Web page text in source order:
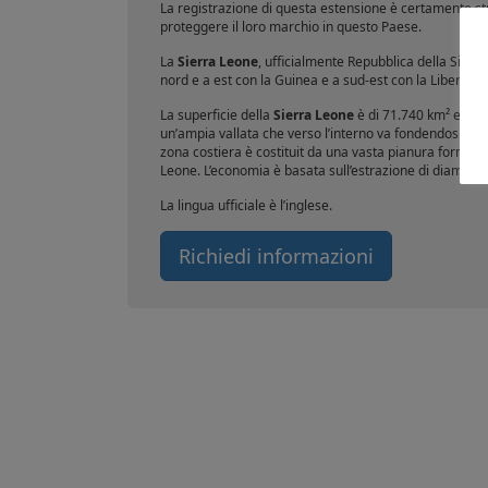
La registrazione di questa estensione è certamente
proteggere il loro marchio in questo Paese.
La Sierra Leone, ufficialmente Repubblica della
nord e a est con la Guinea e a sud-est con la Liberia.
La superficie della Sierra Leoneè di 71.740 km² e la
un’ampia vallata che verso l’interno va fondendosi
zona costiera è costituit da una vasta pianura
Leone. L’economia è basata sull’estrazione di
La lingua ufficiale è l’inglese.
Richiedi informazioni